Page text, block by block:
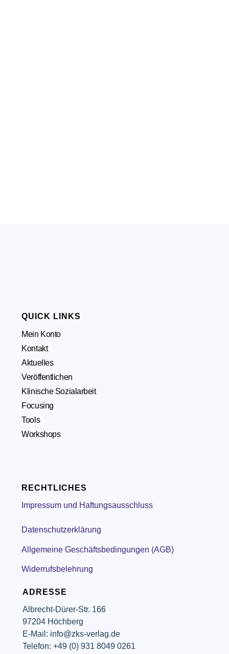
ADRESSE
Albrecht-Dürer-Str. 166
97204 Höchberg
E-Mail: info@zks-verlag.de
Telefon: +49 (0) 931 8049 0261
RECHTLICHES
Impressum und Haftungsausschluss
Datenschutzerklärung
Allgemeine Geschäftsbedingungen (AGB)
Widerrufsbelehrung
QUICK LINKS
Mein Konto
Kontakt
Aktuelles
Veröffentlichen
Klinische Sozialarbeit
Focusing
Tools
Workshops